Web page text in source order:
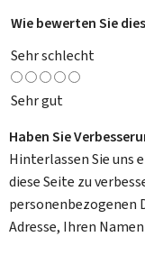
Wie bewerten Sie
Sehr schlecht
Sehr gut
Haben Sie
Hinterlassen Sie uns
diese Seite zu
personenbezogenen
Adresse, Ihren